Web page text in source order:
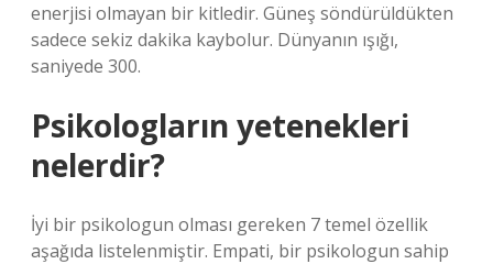
enerjisi olmayan bir kitledir. Güneş söndürüldükten
sadece sekiz dakika kaybolur. Dünyanın ışığı,
saniyede 300.
Psikologların yetenekleri
nelerdir?
İyi bir psikologun olması gereken 7 temel özellik
aşağıda listelenmiştir. Empati, bir psikologun sahip